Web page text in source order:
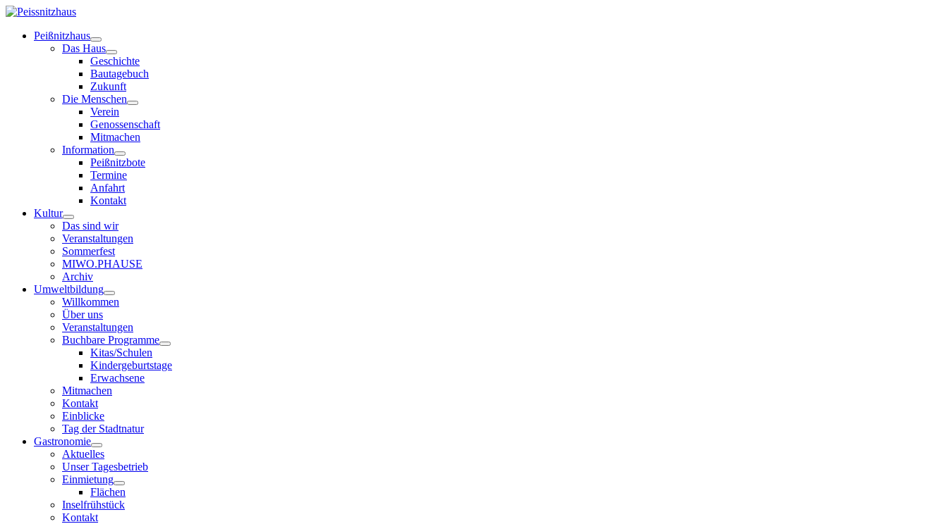
Peißnitzhaus
Das Haus
Geschichte
Bautagebuch
Zukunft
Die Menschen
Verein
Genossenschaft
Mitmachen
Information
Peißnitzbote
Termine
Anfahrt
Kontakt
Kultur
Das sind wir
Veranstaltungen
Sommerfest
MIWO.PHAUSE
Archiv
Umweltbildung
Willkommen
Über uns
Veranstaltungen
Buchbare Programme
Kitas/Schulen
Kindergeburtstage
Erwachsene
Mitmachen
Kontakt
Einblicke
Tag der Stadtnatur
Gastronomie
Aktuelles
Unser Tagesbetrieb
Einmietung
Flächen
Inselfrühstück
Kontakt